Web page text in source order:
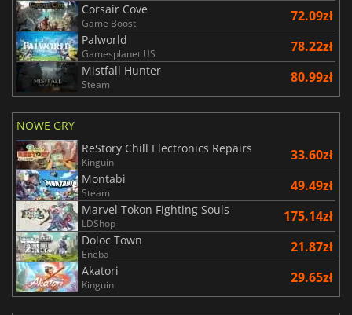
Corsair Cove
Game Boost 72.09zł
Palworld
Gamesplanet US 78.22zł
Mistfall Hunter
Steam 80.99zł
NOWE GRY
ReStory Chill Electronics Repairs
Kinguin 33.60zł
Montabi
Steam 49.49zł
Marvel Tokon Fighting Souls
LDShop 175.14zł
Doloc Town
Eneba 21.87zł
Akatori
Kinguin 29.65zł